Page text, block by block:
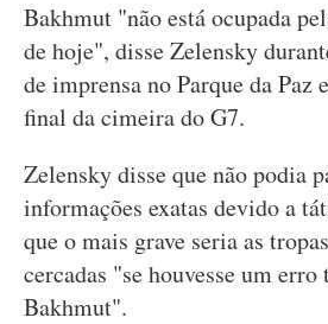
Bakhmut "não está ocupada
de hoje", disse Zelensky
de imprensa no Parque da
final da cimeira do G7.
Zelensky disse que não podia
informações exatas devido a
que o mais grave seria as
cercadas "se houvesse um
Bakhmut".